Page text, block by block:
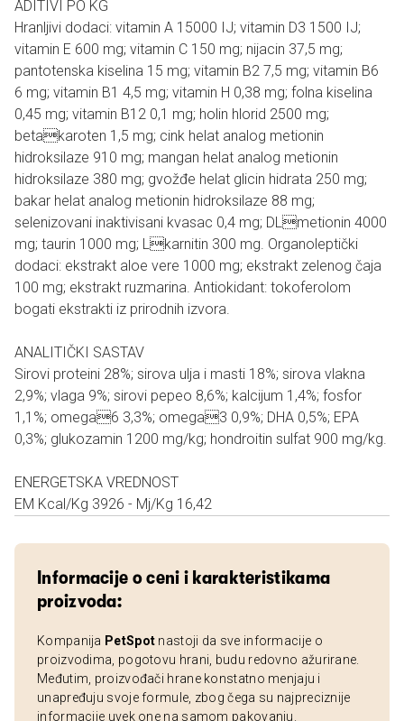
ADITIVI PO KG
Hranljivi dodaci: vitamin A 15000 IJ; vitamin D3 1500 IJ;
vitamin E 600 mg; vitamin C 150 mg; nijacin 37,5 mg;
pantotenska kiselina 15 mg; vitamin B2 7,5 mg; vitamin B6
6 mg; vitamin B1 4,5 mg; vitamin H 0,38 mg; folna kiselina
0,45 mg; vitamin B12 0,1 mg; holin hlorid 2500 mg;
betakaroten 1,5 mg; cink helat analog metionin
hidroksilaze 910 mg; mangan helat analog metionin
hidroksilaze 380 mg; gvožđe helat glicin hidrata 250 mg;
bakar helat analog metionin hidroksilaze 88 mg;
selenizovani inaktivisani kvasac 0,4 mg; DLmetionin 4000
mg; taurin 1000 mg; Lkarnitin 300 mg. Organoleptički
dodaci: ekstrakt aloe vere 1000 mg; ekstrakt zelenog čaja
100 mg; ekstrakt ruzmarina. Antiokidant: tokoferolom
bogati ekstrakti iz prirodnih izvora.
ANALITIČKI SASTAV
Sirovi proteini 28%; sirova ulja i masti 18%; sirova vlakna
2,9%; vlaga 9%; sirovi pepeo 8,6%; kalcijum 1,4%; fosfor
1,1%; omega6 3,3%; omega3 0,9%; DHA 0,5%; EPA
0,3%; glukozamin 1200 mg/kg; hondroitin sulfat 900 mg/kg.
ENERGETSKA VREDNOST
EM Kcal/Kg 3926 - Mj/Kg 16,42
Informacije o ceni i karakteristikama
proizvoda:
Kompanija PetSpot nastoji da sve informacije o
proizvodima, pogotovu hrani, budu redovno ažurirane.
Međutim, proizvođači hrane konstatno menjaju i
unapređuju svoje formule, zbog čega su najpreciznije
informacije uvek one na samom pakovanju.